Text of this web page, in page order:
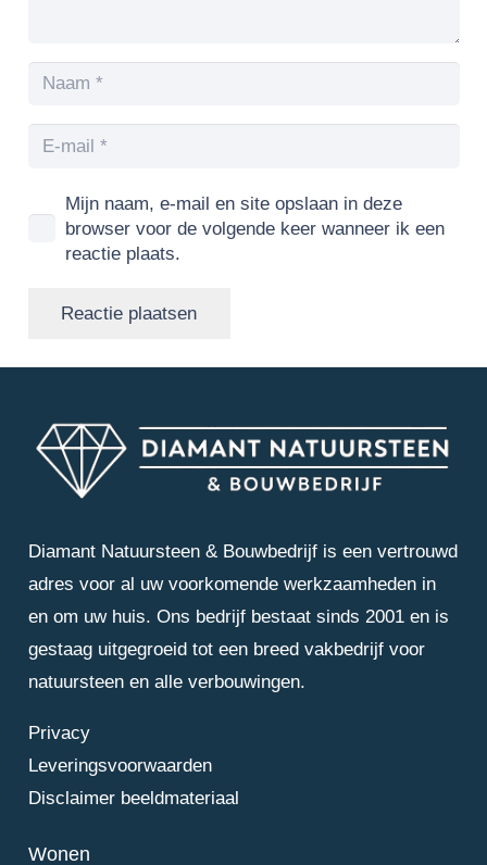
Mijn naam, e-mail en site opslaan in deze
browser voor de volgende keer wanneer ik een
reactie plaats.
Reactie plaatsen
Diamant Natuursteen & Bouwbedrijf is een vertrouwd
adres voor al uw voorkomende werkzaamheden in
en om uw huis. Ons bedrijf bestaat sinds 2001 en is
gestaag uitgegroeid tot een breed vakbedrijf voor
natuursteen en alle verbouwingen.
Privacy
Leveringsvoorwaarden
Disclaimer beeldmateriaal
Wonen